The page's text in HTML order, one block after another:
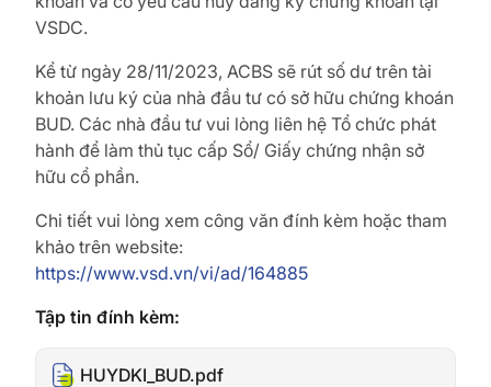
VSDC.
Kể từ ngày 28/11/2023, ACBS sẽ rút số dư trên tài
khoản lưu ký của nhà đầu tư có sở hữu chứng khoán
BUD. Các nhà đầu tư vui lòng liên hệ Tổ chức phát
hành để làm thủ tục cấp Sổ/ Giấy chứng nhận sở
hữu cổ phần.
Chi tiết vui lòng xem công văn đính kèm hoặc tham
khảo trên website:
https://www.vsd.vn/vi/ad/164885
Tập tin đính kèm:
HUYDKI_BUD.pdf